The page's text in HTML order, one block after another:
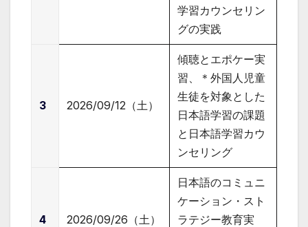
学習カウンセリン
グの実践
3 2026/09/12（土）
傾聴とエポケー実
習、＊外国人児童
生徒を対象とした
日本語学習の課題
と日本語学習カウ
ンセリング
4 2026/09/26（土）
日本語のコミュニ
ケーション・スト
ラテジー教育実